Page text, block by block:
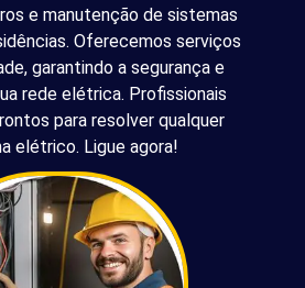
e manutenção de sistemas
Oferecemos serviços
garantindo a segurança e
rede elétrica. Profissionais
para resolver qualquer
elétrico. Ligue agora!